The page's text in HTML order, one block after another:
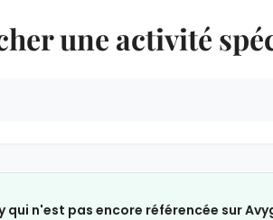
une activité
n'est pas encore référencée sur